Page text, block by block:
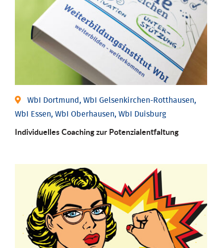
WbI Dortmund, WbI Gelsenkirchen-Rotthausen,
WbI Essen, WbI Oberhausen, WbI Duisburg
Individuelles Coaching zur Potenzialentfaltung